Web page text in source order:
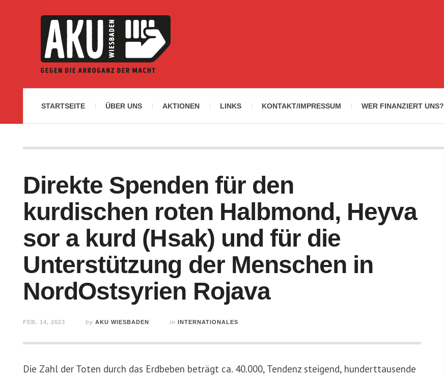
STARTSEITE ÜBER UNS AKTIONEN LINKS KONTAKT/IMPRESSUM WER FINANZIERT UNS?
Direkte Spenden für den
kurdischen roten Halbmond, Heyva
sor a kurd (Hsak) und für die
Unterstützung der Menschen in
NordOstsyrien Rojava
FEB. 14, 2023 by AKU WIESBADEN in INTERNATIONALES
Die Zahl der Toten durch das Erdbeben beträgt ca. 40.000, Tendenz steigend, hunderttausende